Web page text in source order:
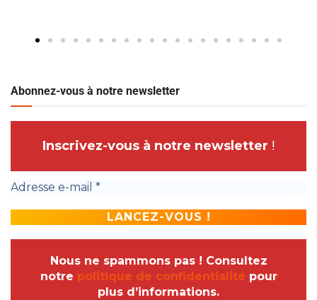
Abonnez-vous à notre newsletter
Inscrivez-vous à notre newsletter !
Nous ne spammons pas ! Consultez
notre politique de confidentialité pour
plus d’informations.